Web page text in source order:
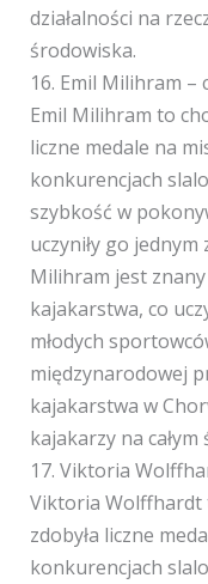
działalności na
środowiska.
16. Emil Milihram
Emil Milihram to
liczne medale na
konkurencjach
szybkość w
uczyniły go
Milihram jest
kajakarstwa, co
młodych
międzynarodowej
kajakarstwa w
kajakarzy na całym
17. Viktoria
Viktoria Wolffhardt
zdobyła liczne
konkurencjach